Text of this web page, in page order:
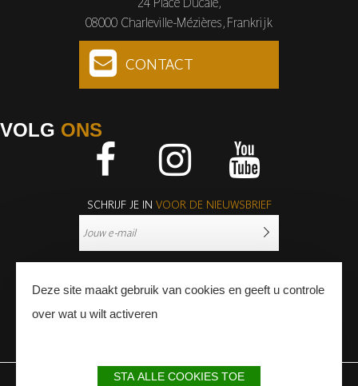
08000 Charleville-Mézières, Frankrijk
CONTACT
VOLG ONS
SCHRIJF JE IN VOOR DE NIEUWSBRIEF
Deze site maakt gebruik van cookies en geeft u controle
over wat u wilt activeren
STA ALLE COOKIES TOE